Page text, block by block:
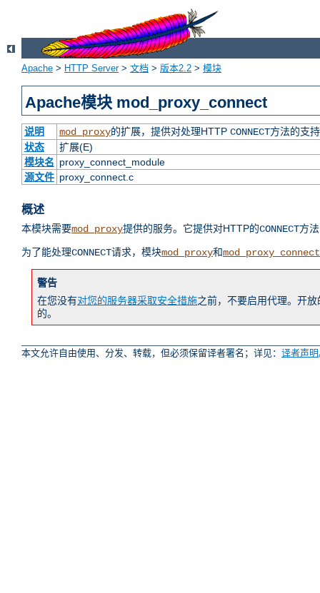
Apache > HTTP Server> 文档 > 版本2.2 > 模块
Apache模块 mod_proxy_connect
说明 mod_proxy的扩展，提供对处理HTTP CONNECT方法的支持
状态
扩展(E)
模块名 proxy_connect_module
源文件 proxy_connect.c
概述
本模块需要mod_proxy提供的服务。它提供对HTTP的CONNECT方
为了能处理CONNECT请求，模块mod_proxy和mod_proxy_connect
警告
在您没有对您的服务器采取安全措施之前，不要启用代理。开
的。
本文允许自由使用、分发、转载，但必须保留译者署名；详见： 译者声明